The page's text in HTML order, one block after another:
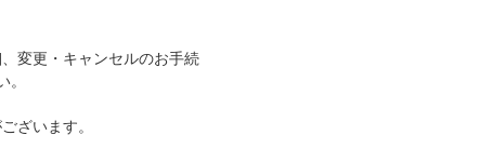
変更・キャンセルのお手続
ざいます。